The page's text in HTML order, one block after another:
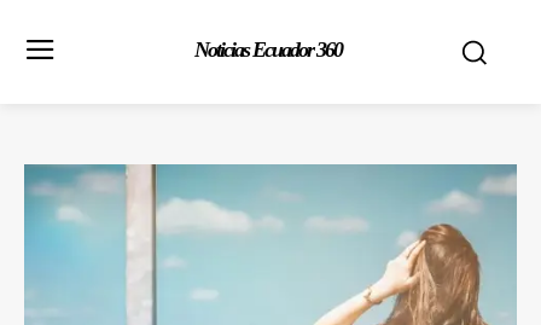
Noticias Ecuador 360